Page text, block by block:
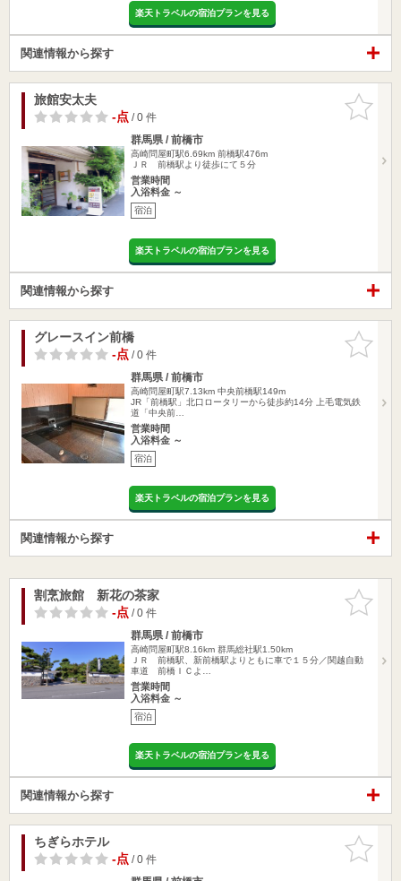
楽天トラベルの宿泊プランを見る
関連情報から探す
お気に入
りに追加
旅館安太夫
-点/ 0 件
群馬県 / 前橋市
高崎問屋町駅6.69km 前橋駅476m
ＪＲ 前橋駅より徒歩にて５分
営業時間
入浴料金 ～
宿泊
楽天トラベルの宿泊プランを見る
関連情報から探す
お気に入
りに追加
グレースイン前橋
-点/ 0 件
群馬県 / 前橋市
高崎問屋町駅7.13km 中央前橋駅149m
JR「前橋駅」北口ロータリーから徒歩約14分 上毛電気鉄
道「中央前…
営業時間
入浴料金 ～
宿泊
楽天トラベルの宿泊プランを見る
関連情報から探す
お気に入
りに追加
割烹旅館 新花の茶家
-点/ 0 件
群馬県 / 前橋市
高崎問屋町駅8.16km 群馬総社駅1.50km
ＪＲ 前橋駅、新前橋駅よりともに車で１５分／関越自動
車道 前橋ＩＣよ…
営業時間
入浴料金 ～
宿泊
楽天トラベルの宿泊プランを見る
関連情報から探す
お気に入
りに追加
ちぎらホテル
-点/ 0 件